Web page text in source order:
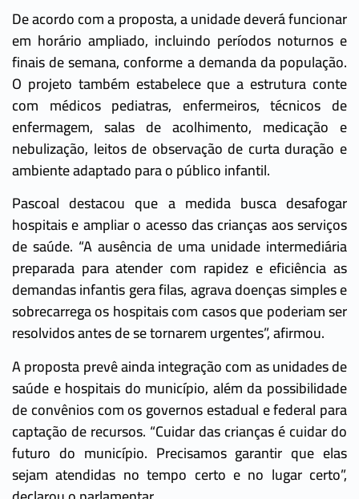
De acordo com a proposta, a unidade deverá funcionar
em horário ampliado, incluindo períodos noturnos e
finais de semana, conforme a demanda da população.
O projeto também estabelece que a estrutura conte
com médicos pediatras, enfermeiros, técnicos de
enfermagem, salas de acolhimento, medicação e
nebulização, leitos de observação de curta duração e
ambiente adaptado para o público infantil.
Pascoal destacou que a medida busca desafogar
hospitais e ampliar o acesso das crianças aos serviços
de saúde. “A ausência de uma unidade intermediária
preparada para atender com rapidez e eficiência as
demandas infantis gera filas, agrava doenças simples e
sobrecarrega os hospitais com casos que poderiam ser
resolvidos antes de se tornarem urgentes”, afirmou.
A proposta prevê ainda integração com as unidades de
saúde e hospitais do município, além da possibilidade
de convênios com os governos estadual e federal para
captação de recursos. “Cuidar das crianças é cuidar do
futuro do município. Precisamos garantir que elas
sejam atendidas no tempo certo e no lugar certo”,